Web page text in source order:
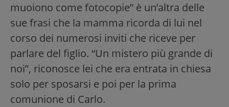
muoiono come fotocopie” è un’altra delle
sue frasi che la mamma ricorda di lui nel
corso dei numerosi inviti che riceve per
parlare del figlio. “Un mistero più grande di
noi”, riconosce lei che era entrata in chiesa
solo per sposarsi e poi per la prima
comunione di Carlo.